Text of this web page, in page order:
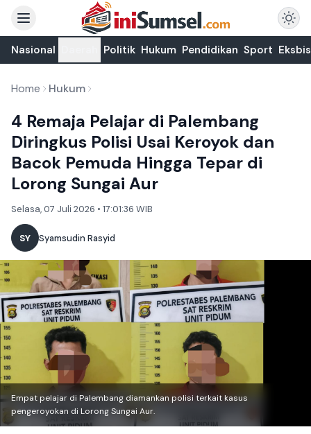
Nasional Politik Hukum Pendidikan Sport Eksbis
Home Hukum
4 Remaja Pelajar di Palembang
Diringkus Polisi Usai Keroyok dan
Bacok Pemuda Hingga Tepar di
Lorong Sungai Aur
Selasa, 07 Juli 2026 • 17:01:36 WIB
SY Syamsudin Rasyid
Empat pelajar di Palembang diamankan polisi terkait kasus
pengeroyokan di Lorong Sungai Aur.